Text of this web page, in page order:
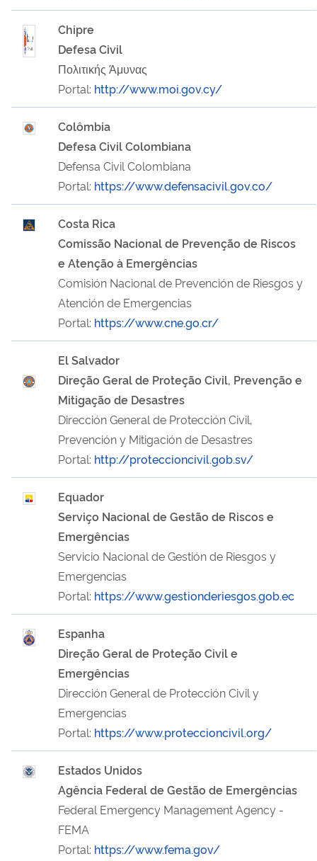
Chipre
Defesa Civil
Πολιτικής Άμυνας
Portal: http://www.moi.gov.cy/
Colômbia
Defesa Civil Colombiana
Defensa Civil Colombiana
Portal: https://www.defensacivil.gov.co/
Costa Rica
Comissão Nacional de Prevenção de Riscos
e Atenção à Emergências
Comisión Nacional de Prevención de Riesgos y
Atención de Emergencias
Portal: https://www.cne.go.cr/
El Salvador
Direção Geral de Proteção Civil, Prevenção e
Mitigação de Desastres
Dirección General de Protección Civil,
Prevención y Mitigación de Desastres
Portal: http://proteccioncivil.gob.sv/
Equador
Serviço Nacional de Gestão de Riscos e
Emergências
Servicio Nacional de Gestión de Riesgos y
Emergencias
Portal: https://www.gestionderiesgos.gob.ec
Espanha
Direção Geral de Proteção Civil e
Emergências
Dirección General de Protección Civil y
Emergencias
Portal: https://www.proteccioncivil.org/
Estados Unidos
Agência Federal de Gestão de Emergências
Federal Emergency Management Agency -
FEMA
Portal: https://www.fema.gov/